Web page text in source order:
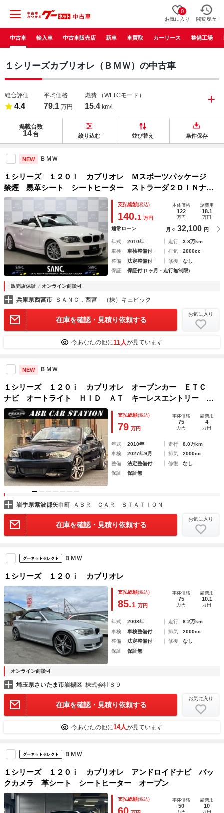
0
お気に入り 閲覧履歴
中古車 輸入車 中古車販売店 新車 車買取 カーリース 整備工場
１シリーズカブリオレ（ＢＭＷ）の中古車
総合評価
4.4
平均価格
79.1 万円
燃費 （WLTCモード）
15.4 km/l
掲載台数
14 台 絞り込む 並び替え 条件保存
NEW ＢＭＷ
１シリーズ １２０ｉ カブリオレ Ｍスポーツパッケージ
禁煙 黒革シート シートヒーター ストラーダ２ＤＩＮナ
ビ フルセグＴＶ ＤＶＤ再生 バックカメラ Ｍスポーツエ
クステリア スポーツシート アルミニウムインテリアトリ
ム スポーツサス Ｍスポーツ１７ＡＷ
支払総額(税込)
140.1 万円
本体価格
122
万円
諸費用
18.1
万円
通常ローン 月々 32,100 円
年式 2010年 走行
3.8万km
車検
車検整備付 排気
2000cc
整備
法定整備付 修復
なし
保証
保証付 (1ヶ月・走行無制限)
販売店保証 オンライン商談可
兵庫県西宮市 ＳＡＮＣ．西宮 （株）キュビック
在庫を確認・見積り依頼する
お気に入り
今あなたの他に11人が見ています
NEW ＢＭＷ
１シリーズ １２０ｉ カブリオレ オープンカー ＥＴＣ
ナビ オートライト ＨＩＤ ＡＴ キーレスエントリー 電
動格納ミラー アルミホイール 盗難防止システム ＡＢＳ
ＣＤ ＤＶＤ再生 ミュージックプレイヤー接続可 エアコン
支払総額(税込)
79 万円
本体価格
75
万円
諸費用
4
万円
年式 2010年 走行
8.0万km
車検
2027年9月 排気
2000cc
整備
法定整備付 修復
なし
保証
保証無
岩手県紫波郡矢巾町 ＡＢＲ ＣＡＲ ＳＴＡＴＩＯＮ
在庫を確認・見積り依頼する
お気に入り
グーネットセレクト ＢＭＷ
１シリーズ １２０ｉ カブリオレ
支払総額(税込)
85.1 万円
本体価格
75
万円
諸費用
10.1
万円
年式 2008年 走行
6.2万km
車検
車検整備付 排気
2000cc
整備
法定整備付 修復
なし
保証
保証無
オンライン商談可
埼玉県さいたま市岩槻区 株式会社８９
在庫を確認・見積り依頼する
お気に入り
今あなたの他に14人が見ています
グーネットセレクト ＢＭＷ
１シリーズ １２０ｉ カブリオレ アンドロイドナビ バッ
クカメラ 革シート シートヒーター オープン
支払総額(税込) 本体価格
50
諸費用
10